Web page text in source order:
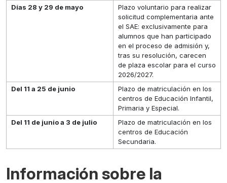
Días 28 y 29 de mayo
Plazo voluntario para realizar
solicitud complementaria ante
el SAE: exclusivamente para
alumnos que han participado
en el proceso de admisión y,
tras su resolución, carecen
de plaza escolar para el curso
2026/2027.
Del 11 a 25 de junio
Plazo de matriculación en los
centros de Educación Infantil,
Primaria y Especial.
Del 11 de junio a 3 de julio
Plazo de matriculación en los
centros de Educación
Secundaria.
Información sobre la